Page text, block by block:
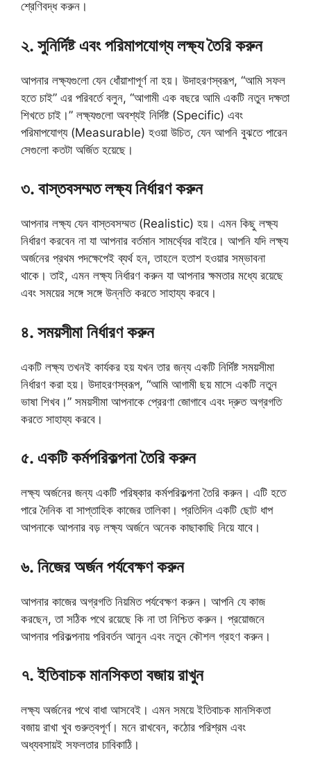
শ্রেণিবদ্ধ করুন।
২. সুনির্দিষ্ট এবং পরিমাপযোগ্য লক্ষ্য তৈরি করুন
আপনার লক্ষ্যগুলো যেন ধোঁয়াশাপূর্ণ না হয়। উদাহরণস্বরূপ, “আমি সফল
হতে চাই” এর পরিবর্তে বলুন, “আগামী এক বছরে আমি একটি নতুন দক্ষতা
শিখতে চাই।” লক্ষ্যগুলো অবশ্যই নির্দিষ্ট (Specific) এবং
পরিমাপযোগ্য (Measurable) হওয়া উচিত, যেন আপনি বুঝতে পারেন
সেগুলো কতটা অর্জিত হয়েছে।
৩. বাস্তবসম্মত লক্ষ্য নির্ধারণ করুন
আপনার লক্ষ্য যেন বাস্তবসম্মত (Realistic) হয়। এমন কিছু লক্ষ্য
নির্ধারণ করবেন না যা আপনার বর্তমান সামর্থ্যের বাইরে। আপনি যদি লক্ষ্য
অর্জনের প্রথম পদক্ষেপেই ব্যর্থ হন, তাহলে হতাশ হওয়ার সম্ভাবনা
থাকে। তাই, এমন লক্ষ্য নির্ধারণ করুন যা আপনার ক্ষমতার মধ্যে রয়েছে
এবং সময়ের সঙ্গে সঙ্গে উন্নতি করতে সাহায্য করবে।
৪. সময়সীমা নির্ধারণ করুন
একটি লক্ষ্য তখনই কার্যকর হয় যখন তার জন্য একটি নির্দিষ্ট সময়সীমা
নির্ধারণ করা হয়। উদাহরণস্বরূপ, “আমি আগামী ছয় মাসে একটি নতুন
ভাষা শিখব।” সময়সীমা আপনাকে প্রেরণা জোগাবে এবং দ্রুত অগ্রগতি
করতে সাহায্য করবে।
৫. একটি কর্মপরিকল্পনা তৈরি করুন
লক্ষ্য অর্জনের জন্য একটি পরিষ্কার কর্মপরিকল্পনা তৈরি করুন। এটি হতে
পারে দৈনিক বা সাপ্তাহিক কাজের তালিকা। প্রতিদিন একটি ছোট ধাপ
আপনাকে আপনার বড় লক্ষ্য অর্জনে অনেক কাছাকাছি নিয়ে যাবে।
৬. নিজের অর্জন পর্যবেক্ষণ করুন
আপনার কাজের অগ্রগতি নিয়মিত পর্যবেক্ষণ করুন। আপনি যে কাজ
করছেন, তা সঠিক পথে রয়েছে কি না তা নিশ্চিত করুন। প্রয়োজনে
আপনার পরিকল্পনায় পরিবর্তন আনুন এবং নতুন কৌশল গ্রহণ করুন।
৭. ইতিবাচক মানসিকতা বজায় রাখুন
লক্ষ্য অর্জনের পথে বাধা আসবেই। এমন সময়ে ইতিবাচক মানসিকতা
বজায় রাখা খুব গুরুত্বপূর্ণ। মনে রাখবেন, কঠোর পরিশ্রম এবং
অধ্যবসায়ই সফলতার চাবিকাঠি।